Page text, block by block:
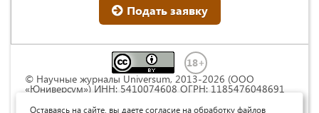
Подать заявку
© Научные журналы Universum, 2013-2026 (ООО
«Юниверсум») ИНН: 5410074608 ОГРН: 1185476048691
Commons « Attribution» («Атрибуция») 4.0
Оставаясь на сайте, вы даете согласие на обработку файлов